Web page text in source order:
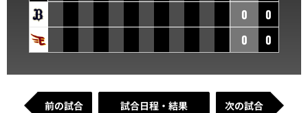
0
0
0
0
前の試合 試合日程・結果 次の試合